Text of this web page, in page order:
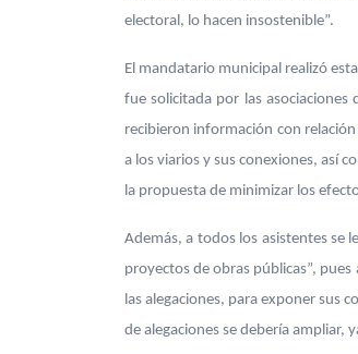
electoral, lo hacen insostenible”.
El mandatario municipal realizó
fue solicitada por las asociaciones
recibieron información con
a los viarios y sus conexiones, así
la propuesta de minimizar los
Además, a todos los asistentes se
proyectos de obras públicas”,
las alegaciones, para exponer sus
de alegaciones se debería ampliar,